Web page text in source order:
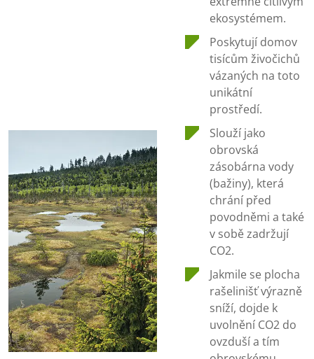
ekosystémem.
Poskytují domov
tisícům živočichů
vázaných na toto
unikátní
prostředí.
Slouží jako
obrovská
zásobárna vody
(bažiny), která
chrání před
povodněmi a také
v sobě zadržují
CO2.
Jakmile se plocha
rašelinišť výrazně
sníží, dojde k
uvolnění CO2 do
ovzduší a tím